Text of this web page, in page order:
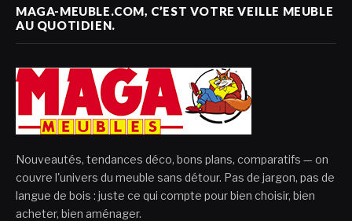
MAGA-MEUBLE.COM, C’EST VOTRE VEILLE MEUBLE
AU QUOTIDIEN.
Nouveautés, tendances déco, bons plans, comparatifs — on
couvre l'univers du meuble sans détour. Pas de jargon, pas de
langue de bois : juste ce qui compte pour bien choisir, bien
acheter, bien aménager.